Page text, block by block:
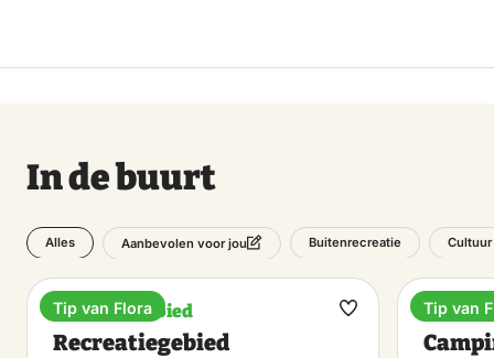
In de buurt
Alles Aanbevolen voor jou Buitenrecreatie Cultuur
Recreatiegebied
Recreatiegebied
Tip van Flora
Maak
Tip van